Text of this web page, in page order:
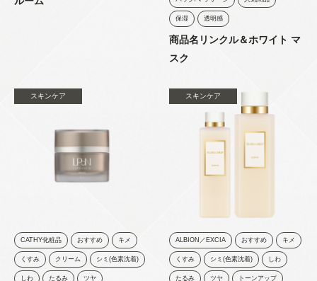
保湿 透明感
商品名リンクル＆ホワイト マ
スク
スキンケア
CATHY化粧品 おすすめ キメ
くすみ クリーム シミ(色素沈着)
しわ たるみ ツヤ
スキンケア
ALBION／EXCIA おすすめ キメ
くすみ シミ(色素沈着) しわ
たるみ ツヤ トーンアップ